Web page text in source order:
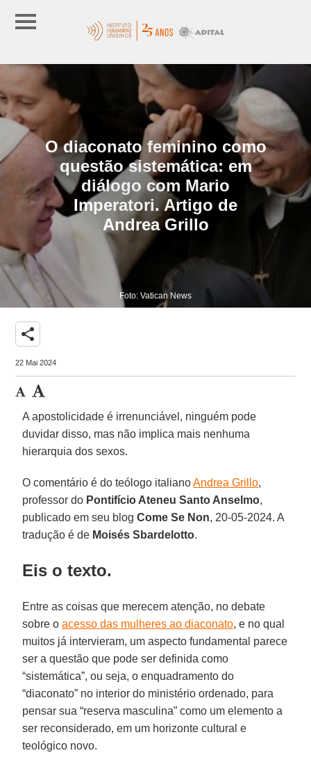
O diaconato feminino como
questão sistemática: em
diálogo com Mario
Imperatori. Artigo de
Andrea Grillo
Foto: Vatican News
share
22 Mai 2024
A apostolicidade é irrenunciável, ninguém pode
duvidar disso, mas não implica mais nenhuma
hierarquia dos sexos.
O comentário é do teólogo italianoAndrea Grillo,
professor do Pontifício Ateneu Santo Anselmo,
publicado em seu blogCome Se Non, 20-05-2024. A
tradução é de Moisés Sbardelotto.
Eis o texto.
Entre as coisas que merecem atenção, no debate
sobre oacesso das mulheres ao diaconato, e no qual
muitos já intervieram, um aspecto fundamental parece
ser a questão que pode ser definida como
“sistemática”, ou seja, o enquadramento do
“diaconato” no interior do ministério ordenado, para
pensar sua “reserva masculina” como um elemento a
ser reconsiderado, em um horizonte cultural e
teológico novo.